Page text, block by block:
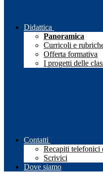
Didattica
Panoramica
Curricoli e
Offerta formativa
I progetti delle
Contatti
Recapiti telefonici
Scrivici
Dove siamo